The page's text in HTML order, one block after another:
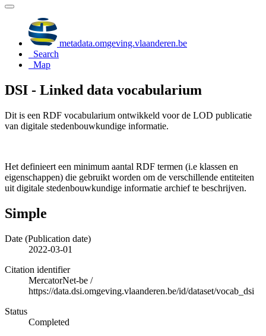
metadata.omgeving.vlaanderen.be
Search
Map
DSI - Linked data vocabularium
Dit is een RDF vocabularium ontwikkeld voor de LOD publicatie
van digitale stedenbouwkundige informatie.
Het definieert een minimum aantal RDF termen (i.e klassen en
eigenschappen) die gebruikt worden om de verschillende entiteiten
uit digitale stedenbouwkundige informatie archief te beschrijven.
Simple
Date (Publication date)
2022-03-01
Citation identifier
MercatorNet-be /
https://data.dsi.omgeving.vlaanderen.be/id/dataset/vocab_dsi
Status
Completed